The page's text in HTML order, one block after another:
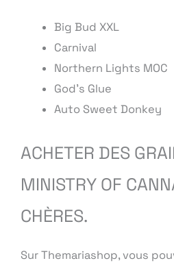
Big Bud XXL
Carnival
Northern Lights MOC
God’s Glue
Auto Sweet Donkey
ACHETER DES
MINISTRY OF
CHÈRES.
Sur Themariashop, vous